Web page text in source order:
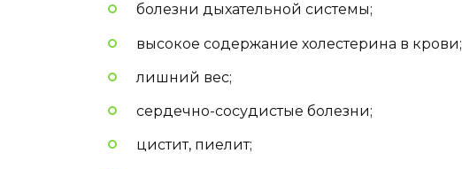
болезни дыхательной системы;
высокое содержание холестерина в крови;
лишний вес;
сердечно-сосудистые болезни;
цистит, пиелит;